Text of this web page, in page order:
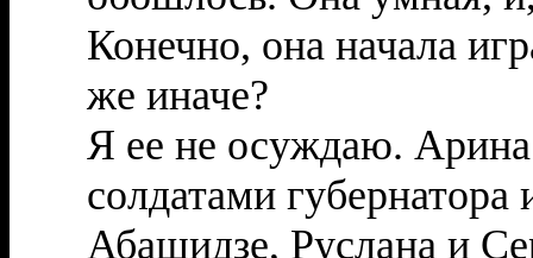
Конечно, она начала
же иначе?
Я ее не осуждаю. Арина
солдатами
Абашидзе, Руслана и